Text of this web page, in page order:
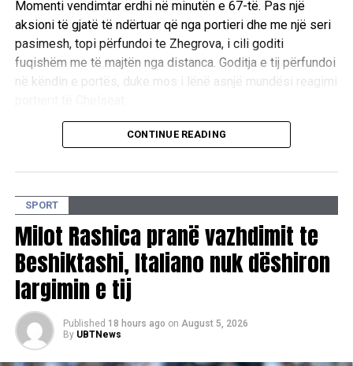
Momenti vendimtar erdhi në minutën e 67-të. Pas një
aksioni të gjatë të ndërtuar që nga portieri dhe me një seri
pasimesh, topi përfundoi te Zhegrova, i cili goditi
fuqishëm me të majtën nga distanca. Goditja e tij përfundoi
në këndin e portës, duke mos i lënë asnjë mundësi reagimi
Ky ishte goli i parë i 27-vjeçarit me fanellën e Juventusit
moment i rëndësishëm për besimin dhe të ardhmen e tij te
Zhegrova nuk kishte shënuar që nga 24 nëntori i vitit 2024,
kur i kishte dhënë fitoren Lilleit me rezultat 1:0 ndaj
Rennesit në kampionatin francez. Pas asaj ndeshjeje ai u
përball me një periudhë të gjatë mungese për shkak të
lëndimit.
Pas transferimit te Juventusi një vit më parë, sulmuesi
CONTINUE READING
SPORT
Milot Rashica pranë vazhdimit te
Beshiktashi, Italiano nuk dëshiron
largimin e tij
Published 18 hours ago on August 5, 2026
By UBTNews